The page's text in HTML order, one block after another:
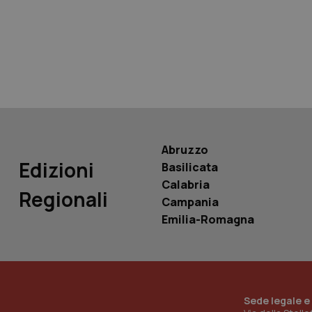
Edizioni
Regionali
Abruzzo
Basilicata
Calabria
Campania
Emilia-Romagna
Sede legale
_ga_KM60CM4NPH